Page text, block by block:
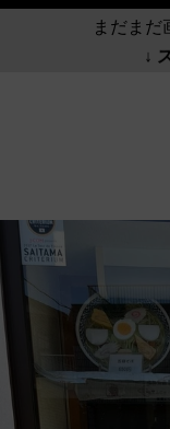
まだまだ
↓